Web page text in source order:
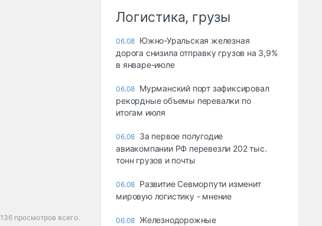
136 просмотров всего.
Логистика, грузы
06.08 Южно-Уральская железная
дорога снизила отправку грузов на 3,9%
в январе-июле
06.08 Мурманский порт зафиксировал
рекордные объемы перевалки по
итогам июля
06.08 За первое полугодие
авиакомпании РФ перевезли 202 тыс.
тонн грузов и почты
06.08 Развитие Севморпути изменит
мировую логистику - мнение
06.08 Железнодорожные